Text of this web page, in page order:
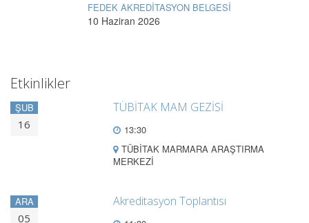
FEDEK AKREDİTASYON BELGESİ
10 Haziran 2026
Etkinlikler
ŞUB
16
TÜBİTAK MAM GEZİSİ
13:30
TÜBİTAK MARMARA ARAŞTIRMA
MERKEZİ
ARA
05
Akreditasyon Toplantısı